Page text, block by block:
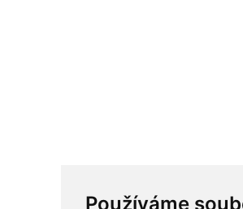
Používáme